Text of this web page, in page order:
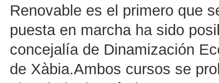
Renovable es el primero que
puesta en marcha ha sido
concejalía de Dinamización
de Xàbia.Ambos cursos se